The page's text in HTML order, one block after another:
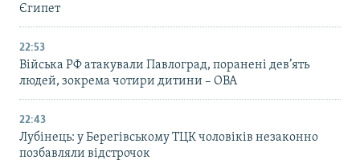
Єгипет
22:53
Війська РФ атакували Павлоград, поранені дев’ять
людей, зокрема чотири дитини – ОВА
22:43
Лубінець: у Берегівському ТЦК чоловіків незаконно
позбавляли відстрочок